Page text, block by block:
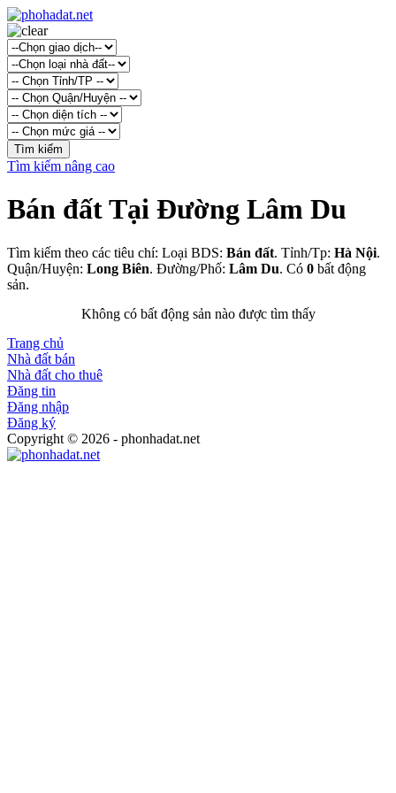
Tìm kiếm nâng cao
Bán đất Tại Đường Lâm Du
Tìm kiếm theo các tiêu chí: Loại BDS: Bán đất. Tỉnh/Tp: Hà Nội.
Quận/Huyện: Long Biên. Đường/Phố: Lâm Du. Có 0 bất động
sản.
Không có bất động sản nào được tìm thấy
Trang chủ
Nhà đất bán
Nhà đất cho thuê
Đăng tin
Đăng nhập
Đăng ký
Copyright © 2026 - phonhadat.net